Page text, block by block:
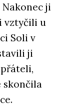
ji
vztyčili u
Soli v
ji
skončila